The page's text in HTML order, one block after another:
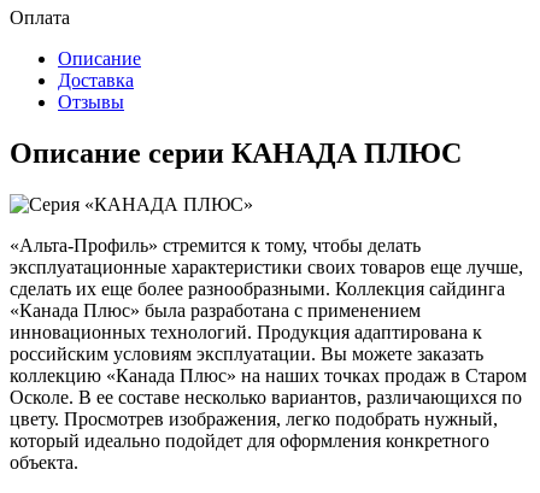
Оплата
Описание
Доставка
Отзывы
Описание серии КАНАДА ПЛЮС
«Альта-Профиль» стремится к тому, чтобы делать
эксплуатационные характеристики своих товаров еще лучше,
сделать их еще более разнообразными. Коллекция сайдинга
«Канада Плюс» была разработана с применением
инновационных технологий. Продукция адаптирована к
российским условиям эксплуатации. Вы можете заказать
коллекцию «Канада Плюс» на наших точках продаж в Старом
Осколе. В ее составе несколько вариантов, различающихся по
цвету. Просмотрев изображения, легко подобрать нужный,
который идеально подойдет для оформления конкретного
объекта.